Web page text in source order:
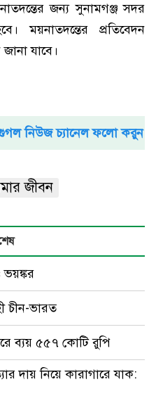
জন্য সুনামগঞ্জ সদর
ময়নাতদন্তের প্রতিবেদন
যাবে।
নিউজ চ্যানেল ফলো করুন
জীবন
ভয়ঙ্কর
চীন-ভারত
ব্যয় ৫৫৭ কোটি রুপি
দায় নিয়ে কারাগারে যাক: